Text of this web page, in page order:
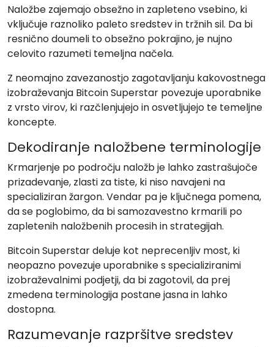
Naložbe zajemajo obsežno in zapleteno vsebino, ki
vključuje raznoliko paleto sredstev in tržnih sil. Da bi
resnično doumeli to obsežno pokrajino, je nujno
celovito razumeti temeljna načela.
Z neomajno zavezanostjo zagotavljanju kakovostnega
izobraževanja Bitcoin Superstar povezuje uporabnike
z vrsto virov, ki razčlenjujejo in osvetljujejo te temeljne
koncepte.
Dekodiranje naložbene terminologije
Krmarjenje po področju naložb je lahko zastrašujoče
prizadevanje, zlasti za tiste, ki niso navajeni na
specializiran žargon. Vendar pa je ključnega pomena,
da se poglobimo, da bi samozavestno krmarili po
zapletenih naložbenih procesih in strategijah.
Bitcoin Superstar deluje kot neprecenljiv most, ki
neopazno povezuje uporabnike s specializiranimi
izobraževalnimi podjetji, da bi zagotovil, da prej
zmedena terminologija postane jasna in lahko
dostopna.
Razumevanje razpršitve sredstev